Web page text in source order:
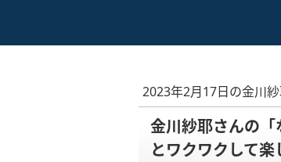
2023年2月17日の金川
金川紗耶さんの「
とワクワクして